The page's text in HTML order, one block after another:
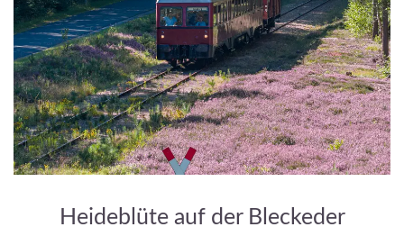
Heideblüte auf der Bleckeder